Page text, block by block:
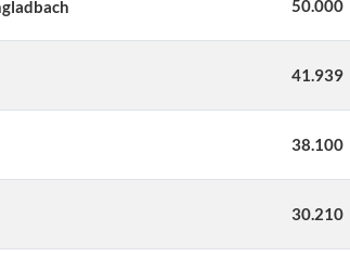
50.000
41.939
38.100
30.210